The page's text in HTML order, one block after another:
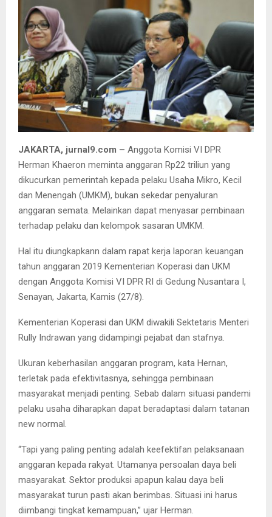
JAKARTA, jurnal9.com – Anggota Komisi VI DPR
Herman Khaeron meminta anggaran Rp22 triliun yang
dikucurkan pemerintah kepada pelaku Usaha Mikro, Kecil
dan Menengah (UMKM), bukan sekedar penyaluran
anggaran semata. Melainkan dapat menyasar pembinaan
terhadap pelaku dan kelompok sasaran UMKM.
Hal itu diungkapkann dalam rapat kerja laporan keuangan
tahun anggaran 2019 Kementerian Koperasi dan UKM
dengan Anggota Komisi VI DPR RI di Gedung Nusantara I,
Senayan, Jakarta, Kamis (27/8).
Kementerian Koperasi dan UKM diwakili Sektetaris Menteri
Rully Indrawan yang didampingi pejabat dan stafnya.
Ukuran keberhasilan anggaran program, kata Hernan,
terletak pada efektivitasnya, sehingga pembinaan
masyarakat menjadi penting. Sebab dalam situasi pandemi
pelaku usaha diharapkan dapat beradaptasi dalam tatanan
new normal.
“Tapi yang paling penting adalah keefektifan pelaksanaan
anggaran kepada rakyat. Utamanya persoalan daya beli
masyarakat. Sektor produksi apapun kalau daya beli
masyarakat turun pasti akan berimbas. Situasi ini harus
diimbangi tingkat kemampuan,” ujar Herman.